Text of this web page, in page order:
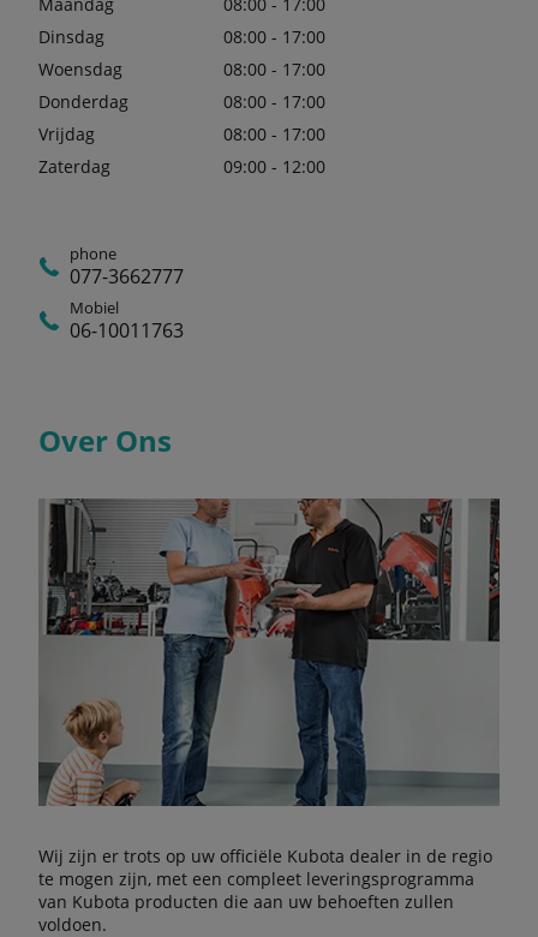
Dinsdag
08:00 - 17:00
Woensdag
08:00 - 17:00
Donderdag
08:00 - 17:00
Vrijdag
08:00 - 17:00
Zaterdag
09:00 - 12:00
phone
077-3662777
Mobiel
06-10011763
Over Ons
Wij zijn er trots op uw officiële Kubota dealer in de regio
te mogen zijn, met een compleet leveringsprogramma
van Kubota producten die aan uw behoeften zullen
voldoen.